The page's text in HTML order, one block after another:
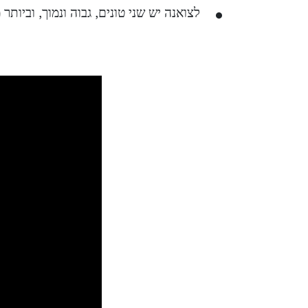
לצואנה יש שני טונים, גבוה ונמוך,